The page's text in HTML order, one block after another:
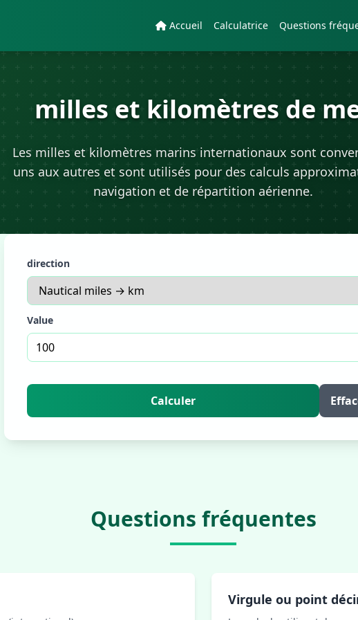
Accueil Calculatrice Questions
milles et kilomètres de
Les milles et kilomètres marins internationaux sont
uns aux autres et sont utilisés pour des calculs
navigation et de répartition aérienne.
direction
Value
Calculer
Questions fréquentes
Virgule ou point